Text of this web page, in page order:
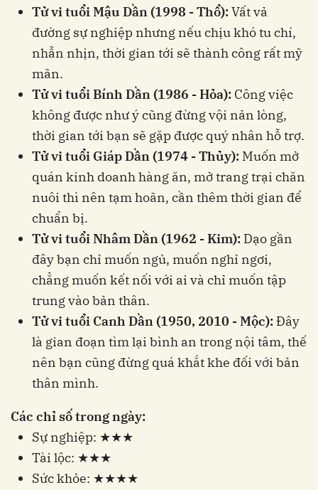
Tử vi tuổi Mậu Dần (1998 - Thổ):Vất vả
đường sự nghiệp nhưng nếu chịu khó tu chí,
nhẫn nhịn, thời gian tới sẽ thành công rất mỹ
mãn.
Tử vi tuổi Bính Dần (1986 - Hỏa): Công việc
không được như ý cũng đừng vội nản lòng,
thời gian tới bạn sẽ gặp được quý nhân hỗ trợ.
Tử vi tuổi Giáp Dần (1974 - Thủy): Muốn mở
quán kinh doanh hàng ăn, mở trang trại chăn
nuôi thì nên tạm hoãn, cần thêm thời gian để
chuẩn bị.
Tử vi tuổi Nhâm Dần (1962 - Kim): Dạo gần
đây bạn chỉ muốn ngủ, muốn nghỉ ngơi,
chẳng muốn kết nối với ai và chỉ muốn tập
trung vào bản thân.
Tử vi tuổi Canh Dần (1950, 2010 - Mộc):Đây
là gian đoạn tìm lại bình an trong nội tâm, thế
nên bạn cũng đừng quá khắt khe đối với bản
thân mình.
Các chỉ số trong ngày:
Sự nghiệp: ★★★
Tài lộc: ★★★
Sức khỏe: ★★★★